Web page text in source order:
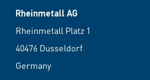
Rheinmetall AG
Rheinmetall Platz 1
40476 Dusseldorf
Germany